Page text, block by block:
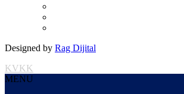
Designed by Rag Dijital
KVKK
MENU